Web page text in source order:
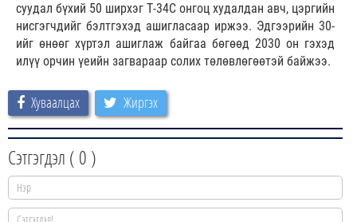
суудал бүхий 50 ширхэг Т-34С онгоц худалдан авч, цэргийн
нисгэгчдийг бэлтгэхэд ашигласаар иржээ. Эдгээрийн 30-
ийг өнөөг хүртэл ашиглаж байгаа бөгөөд 2030 он гэхэд
илүү орчин үеийн загвараар солих төлөвлөгөөтэй байжээ.
Хуваалцах Жиргэх
Сэтгэгдэл ( 0 )